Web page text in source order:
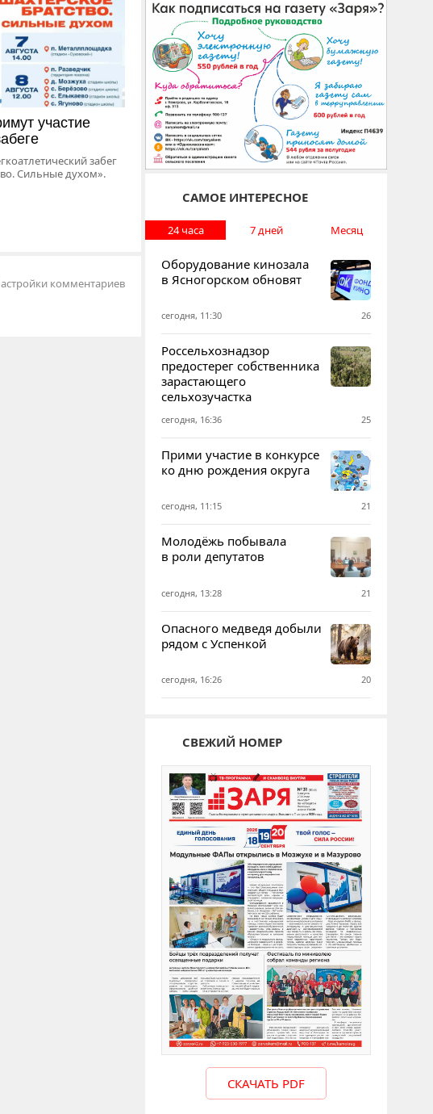
участие
забег
Сильные духом».
комментариев
САМОЕ ИНТЕРЕСНОЕ
24 часа 7 дней Месяц
Оборудование кинозала
в Ясногорском обновят
сегодня, 11:30 26
Россельхознадзор
предостерег собственника
зарастающего
сельхозучастка
сегодня, 16:36 25
Прими участие в конкурсе
ко дню рождения округа
сегодня, 11:15 21
Молодёжь побывала
в роли депутатов
сегодня, 13:28 21
Опасного медведя добыли
рядом с Успенкой
сегодня, 16:26 20
СВЕЖИЙ НОМЕР
СКАЧАТЬ PDF